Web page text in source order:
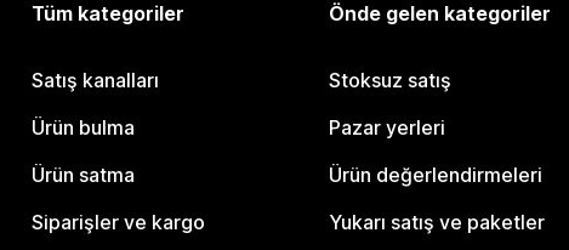
Tüm kategoriler
Satış kanalları
Ürün bulma
Ürün satma
Siparişler ve kargo
Önde gelen kategoriler
Stoksuz satış
Pazar yerleri
Ürün değerlendirmeleri
Yukarı satış ve paketler